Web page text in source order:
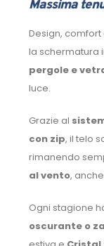
Massima
Design,
la schermatura
pergole e
luce.
Grazie al
con zip, il telo
rimanendo
al vento,
Ogni stagione
oscurante o